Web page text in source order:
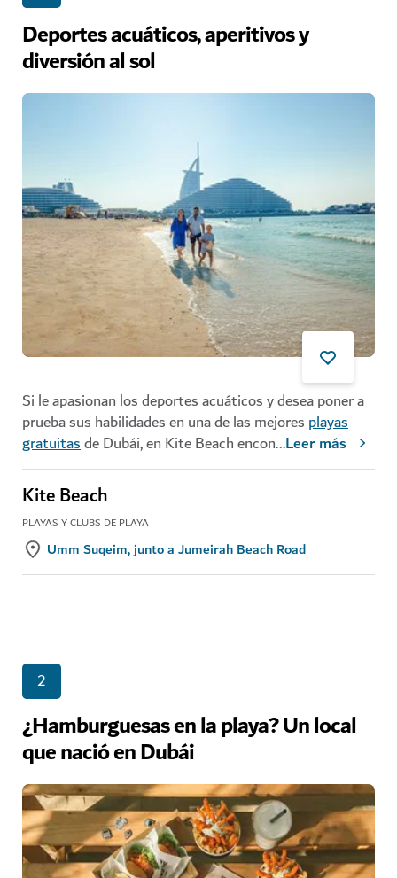
Deportes acuáticos, aperitivos y
diversión al sol
Si le apasionan los deportes acuáticos y desea poner a
prueba sus habilidades en una de las mejores playas
gratuitasde Dubái, en Kite Beach encon...Leer más
Kite Beach
PLAYAS Y CLUBS DE PLAYA
Umm Suqeim, junto a Jumeirah Beach Road
2
¿Hamburguesas en la playa? Un local
que nació en Dubái